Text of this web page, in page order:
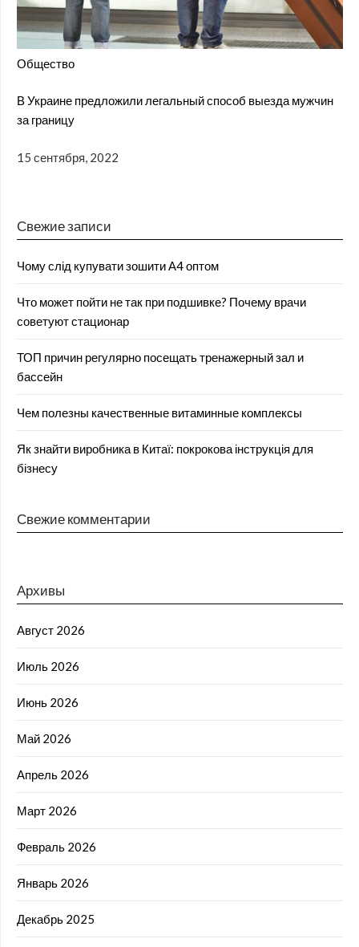
Общество
В Украине предложили легальный способ выезда мужчин
за границу
15 сентября, 2022
Свежие записи
Чому слід купувати зошити А4 оптом
Что может пойти не так при подшивке? Почему врачи
советуют стационар
ТОП причин регулярно посещать тренажерный зал и
бассейн
Чем полезны качественные витаминные комплексы
Як знайти виробника в Китаї: покрокова інструкція для
бізнесу
Свежие комментарии
Архивы
Август 2026
Июль 2026
Июнь 2026
Май 2026
Апрель 2026
Март 2026
Февраль 2026
Январь 2026
Декабрь 2025